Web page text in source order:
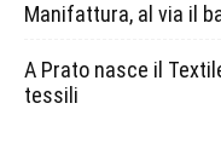
Manifattura, al via il
A Prato nasce il
tessili